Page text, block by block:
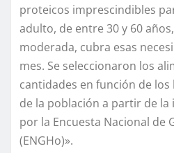
proteicos imprescindibles
adulto, de entre 30 y 60
moderada, cubra esas
mes. Se seleccionaron los
cantidades en función de
de la población a partir de
por la Encuesta Nacional de
(ENGHo)».